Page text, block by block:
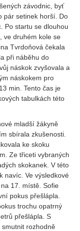
závodnic, byť
pár setinek horší. Do
Po startu se dlouhou
ve druhém kole se
Tvrdoňová čekala
při náběhu do
náskok zvyšovala a
náskokem pro
min. Tento čas je
tabulkách této
mladší žákyně
sbírala zkušenosti.
ke skoku
Ze třiceti vybraných
skokanek. V této
navíc. Ve výsledkové
17. místě. Sofie
pokus přešlápla.
trochu opatrný
přešlápla. S
rozhodně